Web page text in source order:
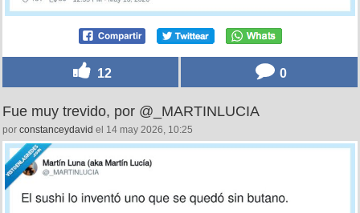
12 0
Fue muy trevido, por @_MARTINLUCIA
por constanceydavid el 14 may 2026, 10:25